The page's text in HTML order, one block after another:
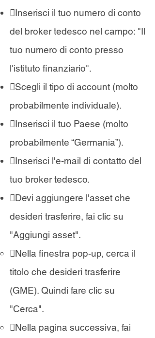
Inserisci il tuo numero di conto
del broker tedesco nel campo: "Il
tuo numero di conto presso
l'istituto finanziario".
Scegli il tipo di account (molto
probabilmente individuale).
Inserisci il tuo Paese (molto
probabilmente “Germania”).
Inserisci l'e-mail di contatto del
tuo broker tedesco.
Devi aggiungere l'asset che
desideri trasferire, fai clic su
"Aggiungi asset".
Nella finestra pop-up, cerca il
titolo che desideri trasferire
(GME). Quindi fare clic su
"Cerca".
Nella pagina successiva, fai